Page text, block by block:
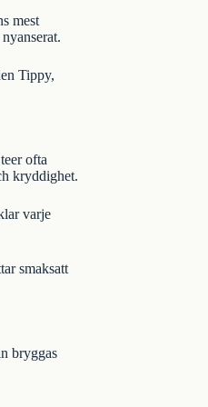
mest
Tippy,
ofta
kryddighet.
varje
smaksatt
bryggas